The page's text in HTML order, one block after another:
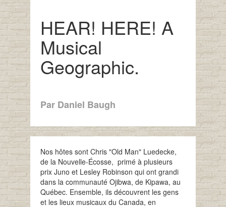
HEAR! HERE! A
Musical
Geographic.
Par Daniel Baugh
Nos hôtes sont Chris "Old Man" Luedecke,
de la Nouvelle-Écosse, primé à plusieurs
prix Juno et Lesley Robinson qui ont grandi
dans la communauté Ojibwa, de Kipawa, au
Québec. Ensemble, ils découvrent les gens
et les lieux musicaux du Canada, en